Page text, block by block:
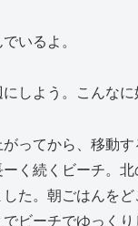
いるよ。
しよう。こんなに
ってから、移動す
ーく続くビーチ。
た。朝ごはんを
ビーチでゆっくり